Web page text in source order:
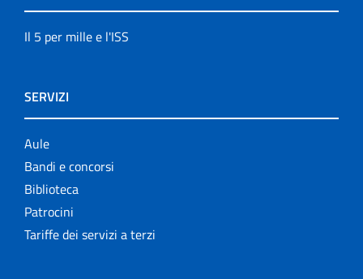
Il 5 per mille e l'ISS
SERVIZI
Aule
Bandi e concorsi
Biblioteca
Patrocini
Tariffe dei servizi a terzi